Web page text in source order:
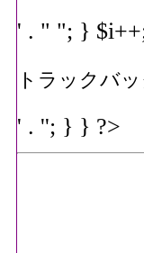
' . " "; }
トラックバ
' . ''; } } ?>